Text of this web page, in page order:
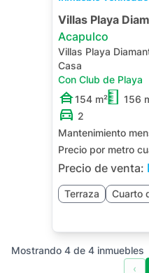
Villas Playa
Acapulco
Villas Playa
Casa
Con Club de Playa
154 m²
156
2
Mantenimiento
Precio por metro
Precio de venta:
Terraza Cuarto
Mostrando 4 de 4 inmuebles
‹